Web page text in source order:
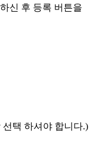
신 후 등록 버튼을
택 하셔야 합니다.)